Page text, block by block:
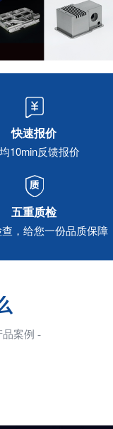
快速报价
10min反馈报价
五重质检
，给您一份品质保障
案例 -